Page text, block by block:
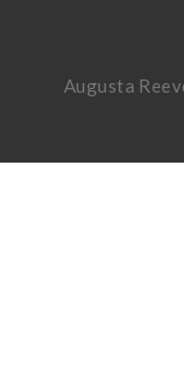
Augusta